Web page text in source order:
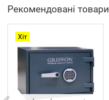
Рекомендовані товари
Хіт